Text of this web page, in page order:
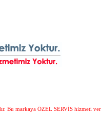
Bu markaya ÖZEL SERVİS hizmeti